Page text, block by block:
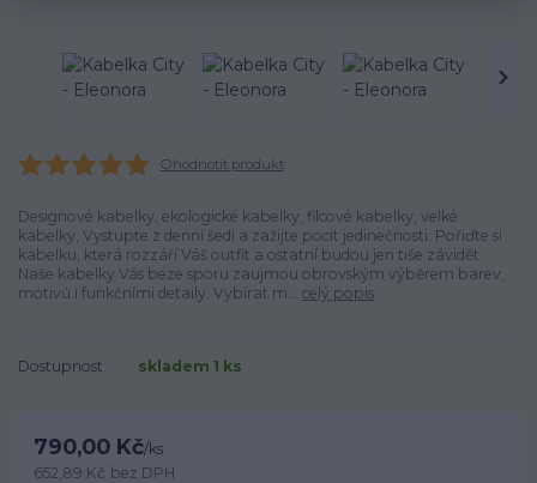
Ohodnotit produkt
Designové kabelky, ekologické kabelky, filcové kabelky, velké
kabelky, Vystupte z denní šedi a zažijte pocit jedinečnosti. Pořiďte si
kabelku, která rozzáří Váš outfit a ostatní budou jen tiše závidět.
Naše kabelky Vás beze sporu zaujmou obrovským výběrem barev,
motivů i funkčními detaily. Vybírat m... celý popis
Dostupnost skladem 1 ks
790,00 Kč/ks
652,89 Kč bez DPH